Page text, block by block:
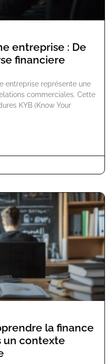
entreprise : De
financiere
entreprise représente une
commerciales. Cette
KYB (Know Your
la finance
un contexte